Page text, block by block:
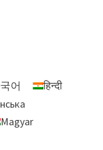
어
हिन्दी
Magyar